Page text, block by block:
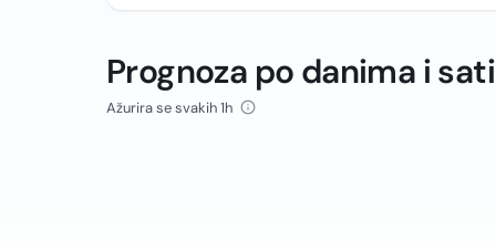
Prognoza po danima i
Ažurira se svakih 1h